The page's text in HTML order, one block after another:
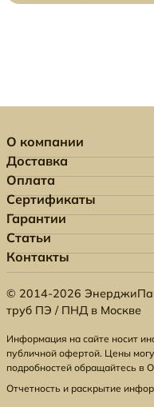
О компании
Доставка
Оплата
Сертификаты
Гарантии
Статьи
Контакты
© 2014-2026
труб ПЭ / ПНД в Москве
Информация на сайте носит
публичной офертой. Цены
подробностей обращайтесь в
Отчетность и раскрытие